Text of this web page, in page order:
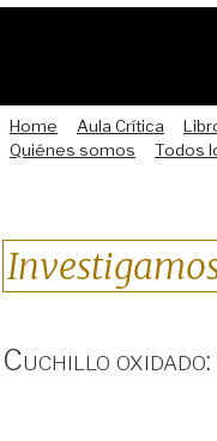
Home Aula Crítica
Quiénes somos
Todos
Cuchillo